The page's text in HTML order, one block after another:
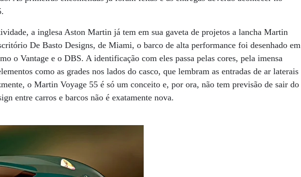
a inglesa Aston Martin já tem em sua gaveta de projetos a lancha Martin
De Basto Designs, de Miami, o barco de alta performance foi desenhado em
o Vantage e o DBS. A identificação com eles passa pelas cores, pela imensa
como as grades nos lados do casco, que lembram as entradas de ar laterais
o Martin Voyage 55 é só um conceito e, por ora, não tem previsão de sair do
entre carros e barcos não é exatamente nova.